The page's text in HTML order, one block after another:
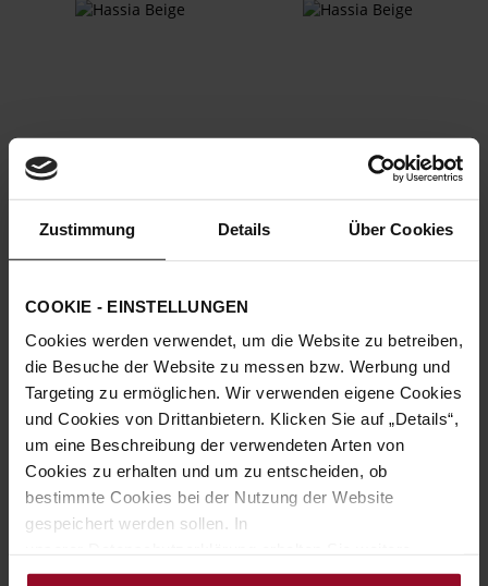
Zustimmung Details Über Cookies
COOKIE - EINSTELLUNGEN
Cookies werden verwendet, um die Website zu betreiben,
die Besuche der Website zu messen bzw. Werbung und
Targeting zu ermöglichen. Wir verwenden eigene Cookies
und Cookies von Drittanbietern. Klicken Sie auf „Details“,
um eine Beschreibung der verwendeten Arten von
Cookies zu erhalten und um zu entscheiden, ob
bestimmte Cookies bei der Nutzung der Website
gespeichert werden sollen. In
Informationen.
Roma Pumps
+3 weitere Variante/n
Roma Pumps